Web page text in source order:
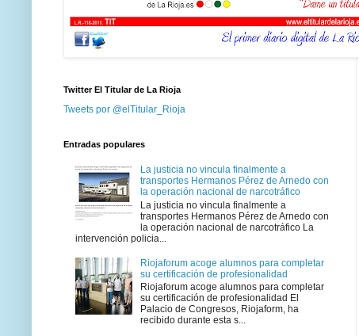
Twitter El Titular de La Rioja
Tweets por @elTitular_Rioja
Entradas populares
La justicia no vincula finalmente a
transportes Hermanos Pérez de Arnedo con
la operación nacional de narcotráfico
La justicia no vincula finalmente a
transportes Hermanos Pérez de Arnedo con
la operación nacional de narcotráfico La
intervención policia...
Riojaforum acoge alumnos para completar
su certificación de profesionalidad
Riojaforum acoge alumnos para completar
su certificación de profesionalidad El
Palacio de Congresos, Riojaform, ha
recibido durante esta s...